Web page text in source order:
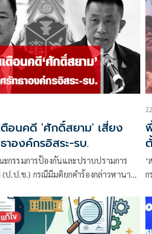
ารเมืองที่แบ่งผลประโยชน์ไม่ลงตัว
น 3 รัฐธรรมนูญ ชี้ชัดปัญหาอยู่ที่คน
แต่คนหน้าเดิม 100%
นคดี 'ศักดิ์สยาม' เสี่ยง
องค์กรอิสระ-รบ.
กรรมการป้องกันและปราบปรามการ
ป.ป.ช.) กรณีมีมติยกคำร้องกล่าวหานาย
ก
ซ้